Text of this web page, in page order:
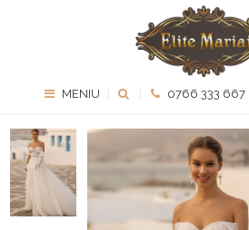
MENIU 0766 333 667